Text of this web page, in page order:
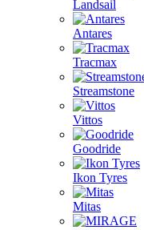
Landsail
Antares
Tracmax
Streamstone
Vittos
Goodride
Ikon Tyres
Mitas